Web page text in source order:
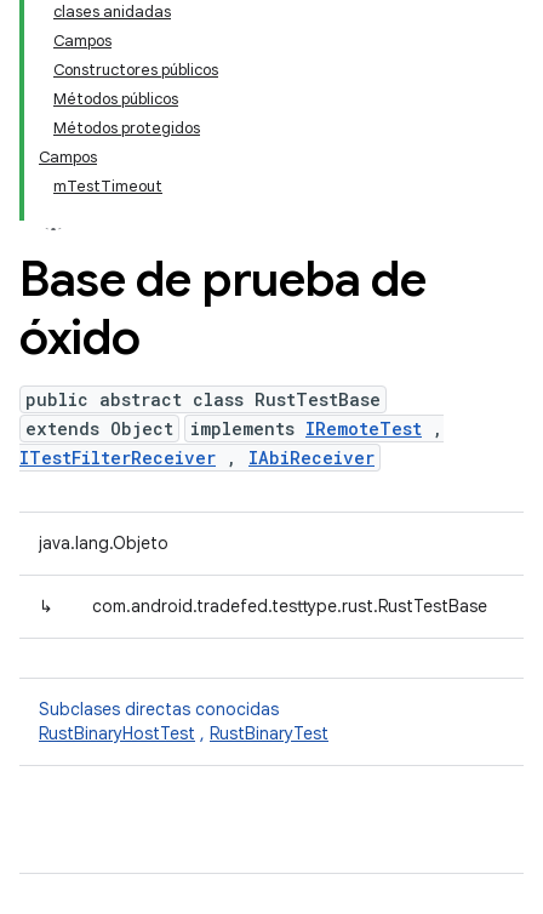
clases anidadas
Campos
Constructores públicos
Métodos públicos
Métodos protegidos
Campos
mTestTimeout
Base de prueba de
óxido
public abstract class RustTestBase
extends Object
implements IRemoteTest ,
ITestFilterReceiver , IAbiReceiver
java.lang.Objeto
↳ com.android.tradefed.testtype.rust.RustTestBase
Subclases directas conocidas
RustBinaryHostTest , RustBinaryTest